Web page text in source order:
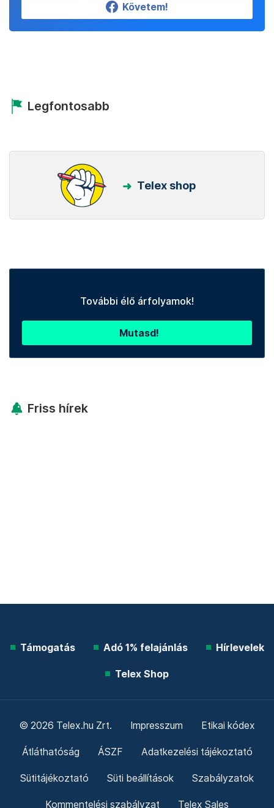
Követem!
Legfontosabb
Telex shop
További élő árfolyamok!
Mutasd!
Friss hírek
Támogatás Adó 1% felajánlás Hírlevelek
Telex Shop
© 2026 Telex.hu Zrt. Impresszum Etikai kódex
Átláthatóság ÁSZF Adatkezelési tájékoztató
Sütitájékoztató Süti beállítások Szabályzatok
Kommentelési szabályzat Telex Sales